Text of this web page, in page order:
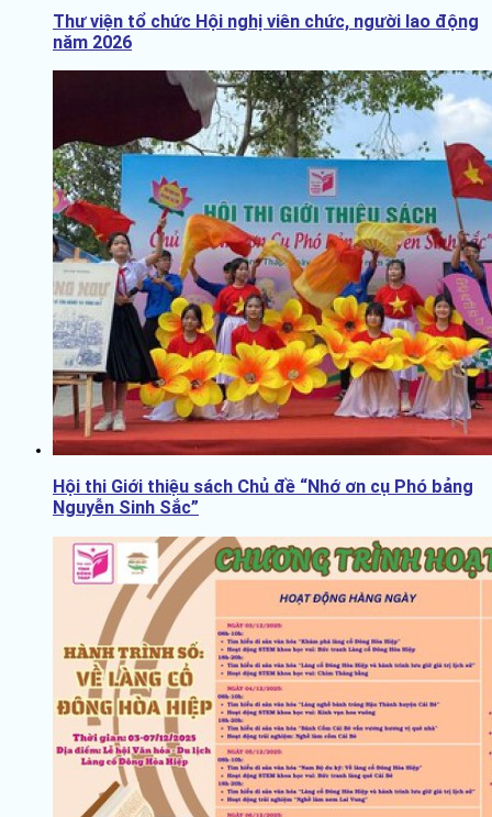
Thư viện tổ chức Hội nghị viên chức, người lao động
năm 2026
Hội thi Giới thiệu sách Chủ đề “Nhớ ơn cụ Phó bảng
Nguyễn Sinh Sắc”